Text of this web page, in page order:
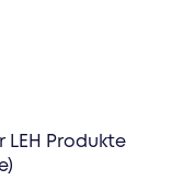
LEH Produkte